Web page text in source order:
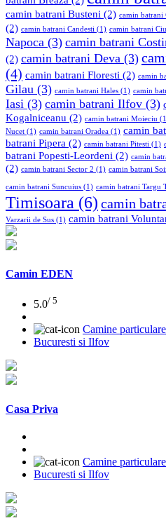
camin batrani Busteni (2) camin batrani
(2) camin batrani Candesti (1) camin batrani
Napoca (3) camin batrani
(2) camin batrani Deva (3)
(4) camin batrani Floresti (2) camin
Gilau (3) camin batrani Hales (1) camin
Iasi (3) camin batrani Ilfov (3)
Kogalniceanu (2) camin batrani Moieciu
Nucet (1) camin batrani Oradea (1) camin
batrani Pipera (2) camin batrani Pitesti (1)
batrani Popesti-Leordeni (2) camin
(2) camin batrani Sector 2 (1) camin batrani
camin batrani Suncuius (1) camin batrani Targu
Timisoara (6) camin
Varzarii de Sus (1) camin batrani
Camin EDEN
5.0/ 5
Camine particulare
Bucuresti si Ilfov
Casa Priva
Camine particulare
Bucuresti si Ilfov